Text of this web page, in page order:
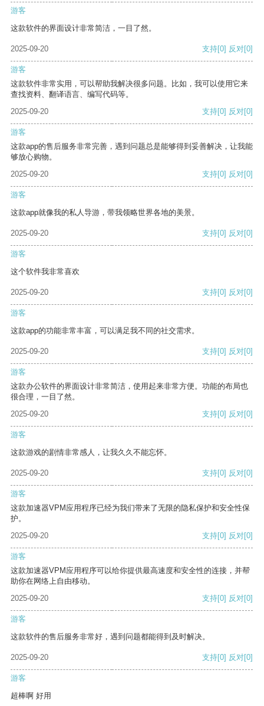
游客
这款软件的界面设计非常简洁，一目了然。
2025-09-20 支持[0] 反对[0]
游客
这款软件非常实用，可以帮助我解决很多问题。比如，我可以使用它来
查找资料、翻译语言、编写代码等。
2025-09-20
支持[0] 反对[0]
游客
这款app的售后服务非常完善，遇到问题总是能够得到妥善解决，让我能
够放心购物。
2025-09-20
支持[0] 反对[0]
游客
这款app就像我的私人导游，带我领略世界各地的美景。
2025-09-20 支持[0] 反对[0]
游客
这个软件我非常喜欢
2025-09-20 支持[0] 反对[0]
游客
这款app的功能非常丰富，可以满足我不同的社交需求。
2025-09-20 支持[0] 反对[0]
游客
这款办公软件的界面设计非常简洁，使用起来非常方便。功能的布局也
很合理，一目了然。
2025-09-20
支持[0] 反对[0]
游客
这款游戏的剧情非常感人，让我久久不能忘怀。
2025-09-20 支持[0] 反对[0]
游客
这款加速器VPM应用程序已经为我们带来了无限的隐私保护和安全性保
护。
2025-09-20
支持[0] 反对[0]
游客
这款加速器VPM应用程序可以给你提供最高速度和安全性的连接，并帮
助你在网络上自由移动。
2025-09-20
支持[0] 反对[0]
游客
这款软件的售后服务非常好，遇到问题都能得到及时解决。
2025-09-20 支持[0] 反对[0]
游客
超棒啊 好用